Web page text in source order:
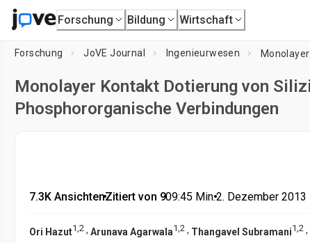
Forschung Bildung Wirtschaft
Forschung JoVE Journal Ingenieurwesen
Monolayer Kontakt Dotierung von
Phosphororganische Verbindungen
7.3K Ansichten•Zitiert von 9•09:45 Min.•2. Dezember 2013
Ori Hazut1,2 , Arunava Agarwala1,2 , Thangavel Subramani1,2 ,